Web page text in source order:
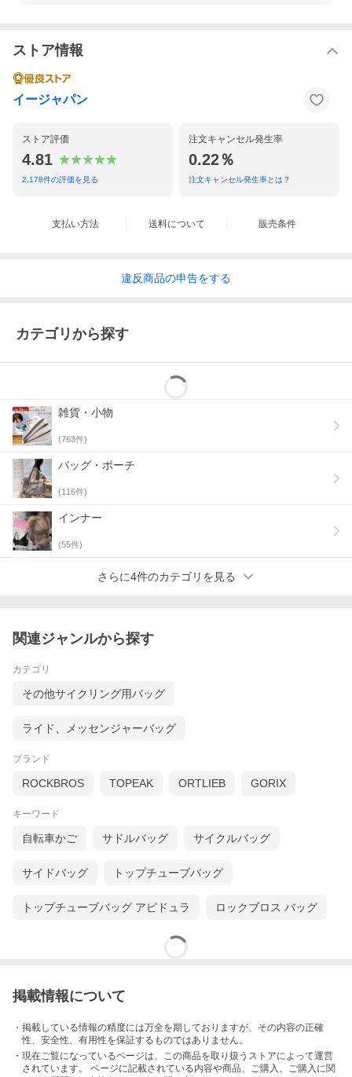
ストア情報
イージャパン
ストア評価
4.81
2,178件の評価を見る
注文キャンセル発生率
0.22％
注文キャンセル発生率とは？
支払い方法 送料について 販売条件
違反商品の申告をする
カテゴリから探す
雑貨・小物
(763件)
バッグ・ポーチ
(116件)
インナー
(55件)
さらに4件のカテゴリを見る
関連ジャンルから探す
カテゴリ
その他サイクリング用バッグ
ライド、メッセンジャーバッグ
ブランド
ROCKBROS TOPEAK ORTLIEB GORIX
キーワード
自転車かご サドルバッグ サイクルバッグ
サイドバッグ トップチューブバッグ
トップチューブバッグ アピドュラ ロックブロス バッグ
掲載情報について
・掲載している情報の精度には万全を期しておりますが、その内容の正確
性、安全性、有用性を保証するものではありません。
・現在ご覧になっているページは、この商品を取り扱うストアによって運営
されています。 ページに記載されている内容や商品、ご購入 、ご購入に関